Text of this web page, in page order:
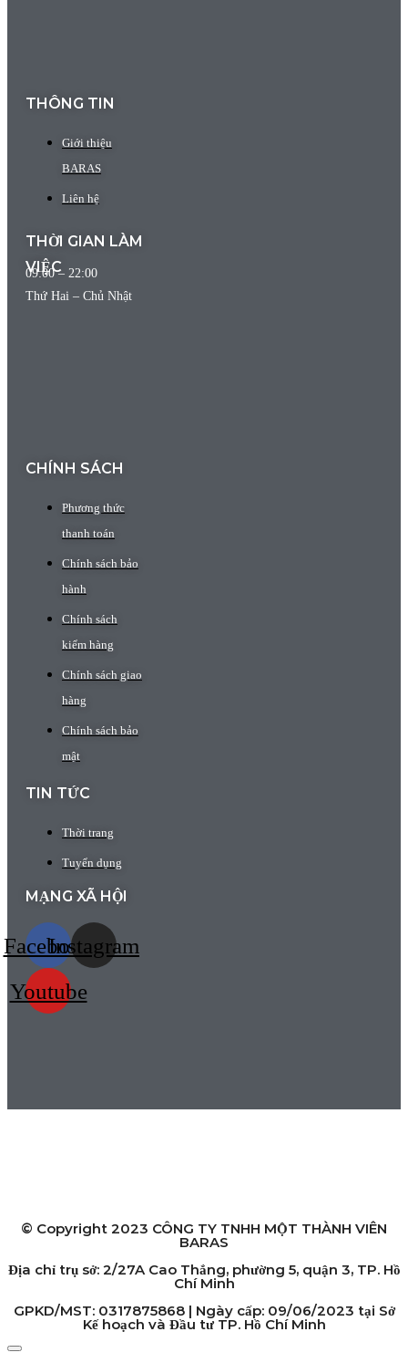
THÔNG TIN
Giới thiệu
BARAS
Liên hệ
THỜI GIAN LÀM
VIỆC
09:00 – 22:00
Thứ Hai – Chủ Nhật
CHÍNH SÁCH
Phương thức
thanh toán
Chính sách bảo
hành
Chính sách
kiểm hàng
Chính sách giao
hàng
Chính sách bảo
mật
TIN TỨC
Thời trang
Tuyển dụng
MẠNG XÃ HỘI
FacebookInstagram
Youtube
© Copyright 2023 CÔNG TY TNHH MỘT THÀNH VIÊN
BARAS
Địa chỉ trụ sở: 2/27A Cao Thắng, phường 5, quận 3, TP. Hồ
Chí Minh
GPKD/MST: 0317875868 | Ngày cấp: 09/06/2023 tại Sở
Kế hoạch và Đầu tư TP. Hồ Chí Minh